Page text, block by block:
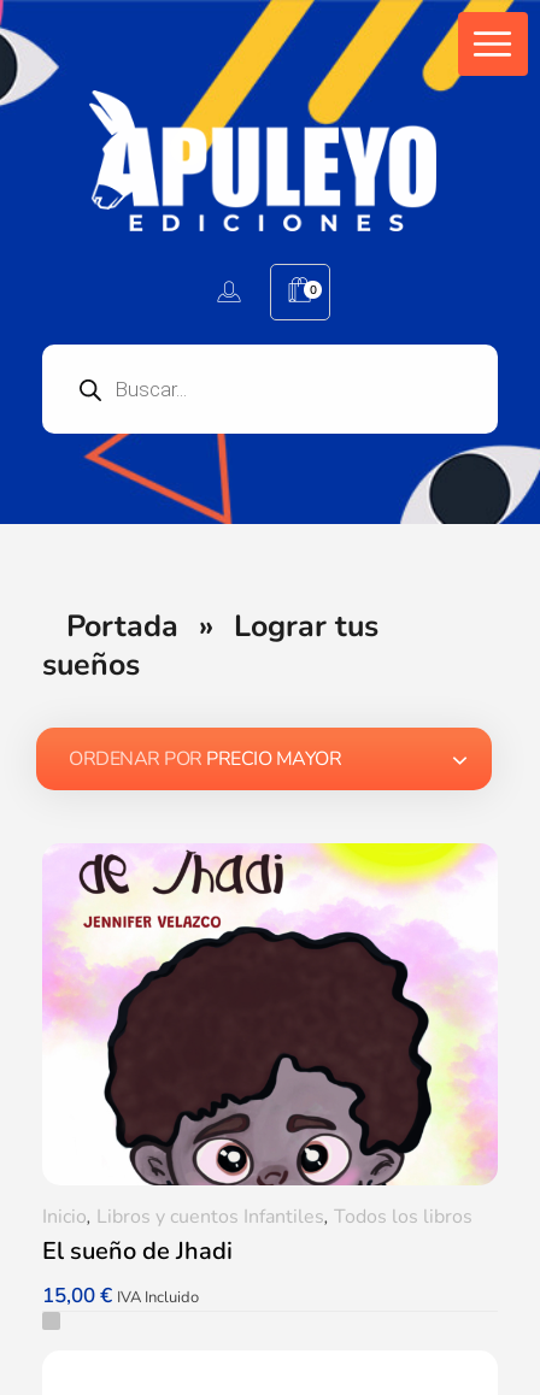
0
Portada » Lograr tus
sueños
ORDENAR POR PRECIO MAYOR
El sueño de Jhadi
15,00€ IVA Incluido
Inicio, Libros y cuentos Infantiles, Todos los libros